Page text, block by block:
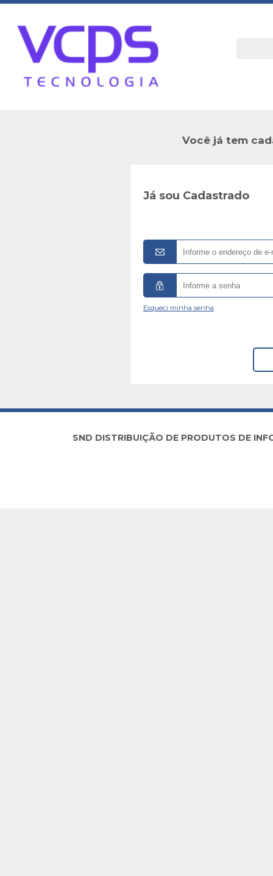
Você já tem
Já sou Cadastrado
Esqueci minha senha
SND DISTRIBUIÇÃO DE PRODUTOS DE